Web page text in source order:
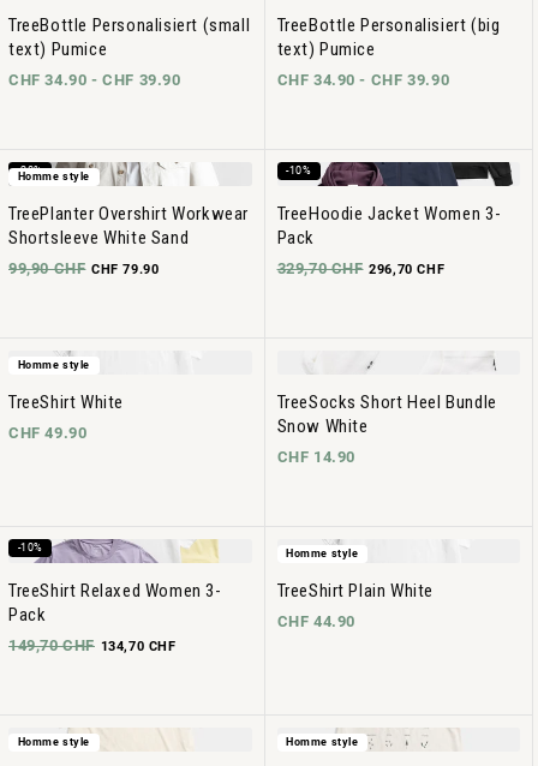
TreeBottle Personalisiert (small
text) Pumice
CHF 34.90 -CHF 39.90
TreeBottle Personalisiert (big
text) Pumice
CHF 34.90 - CHF 39.90
-20%
Homme style
TreePlanter Overshirt Workwear
Shortsleeve White Sand
99,90 CHF CHF 79.90
-10%
TreeHoodie Jacket Women 3-
Pack
329,70 CHF 296,70 CHF
Homme style
TreeShirt White
CHF 49.90
TreeSocks Short Heel Bundle
Snow White
CHF 14.90
-10%
TreeShirt Relaxed Women 3-
Pack
149,70 CHF 134,70 CHF
Homme style
TreeShirt Plain White
CHF 44.90
Homme style Homme style